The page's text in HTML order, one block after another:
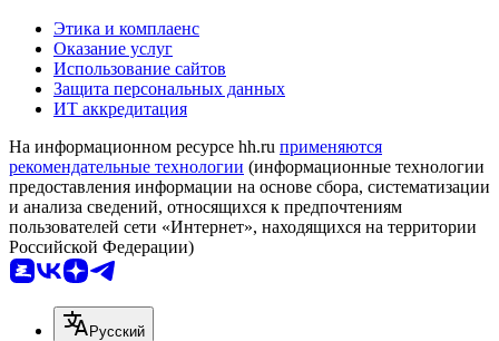
Этика и комплаенс
Оказание услуг
Использование сайтов
Защита персональных данных
ИТ аккредитация
На информационном ресурсе hh.ru применяются
рекомендательные технологии (информационные технологии
предоставления информации на основе сбора, систематизации
и анализа сведений, относящихся к предпочтениям
пользователей сети «Интернет», находящихся на территории
Российской Федерации)
Русский